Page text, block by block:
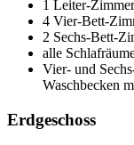
1 Leiter-
4 Vier-Bett-
2 Sechs-Bett-
alle
Vier- und
Waschbecken
Erdgeschoss